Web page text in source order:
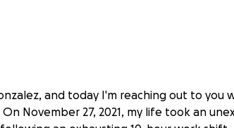
and today I'm reaching out to you
November 27, 2021, my life took an